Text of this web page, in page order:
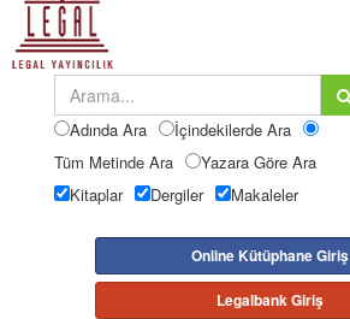
Adında Ara
İçindekilerde Ara
Tüm Metinde Ara
Yazara Göre Ara
Kitaplar
Dergiler Makaleler
Online Kütüphane Giriş
Legalbank Giriş